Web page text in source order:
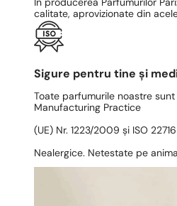
În producerea Parfumurilor
calitate, aprovizionate din
Sigure pentru tine și
Toate parfumurile noastre
Manufacturing Practice
(UE) Nr. 1223/2009 și ISO 22716
Nealergice. Netestate pe